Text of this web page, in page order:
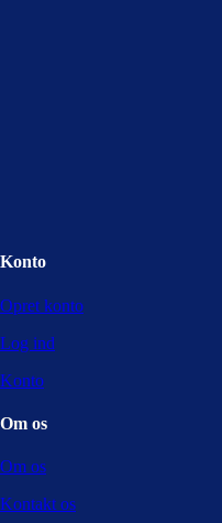
Konto
Opret konto
Log ind
Konto
Om os
Om os
Kontakt os